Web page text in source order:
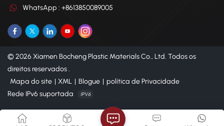
WhatsApp : +8613850089005
© 2026 Xiamen Bocheng Plastic Materials Co., Ltd. Todos os
direitos reservados .
Mapa do site | XML | Blogue | política de Privacidade
Rede IPv6 suportada